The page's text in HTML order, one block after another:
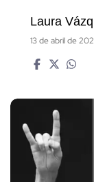
Laura
13 de abril de